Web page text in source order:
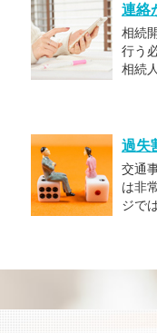
連絡
相続
行う
相続
過失
交通
は非
ジで